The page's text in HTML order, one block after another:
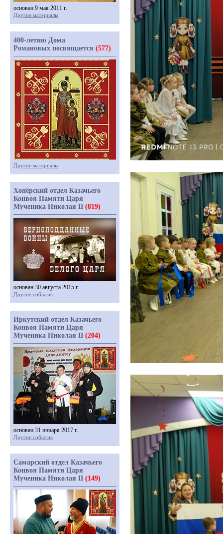
основан 9 мая 2011 г.
Другие материалы
400-летию Дома
Романовых посвящается (577)
Другие материалы
Хопёрский отдел Казачьего
Конвоя Памяти Царя
Мученика Николая II (819)
основан 30 августа 2015 г.
Другие события
Иркутский отдел Казачьего
Конвоя Памяти Царя
Мученика Николая II (204)
основан 31 января 2017 г.
Другие события
Самарский отдел Казачьего
Конвоя Памяти Царя
Мученика Николая II (149)